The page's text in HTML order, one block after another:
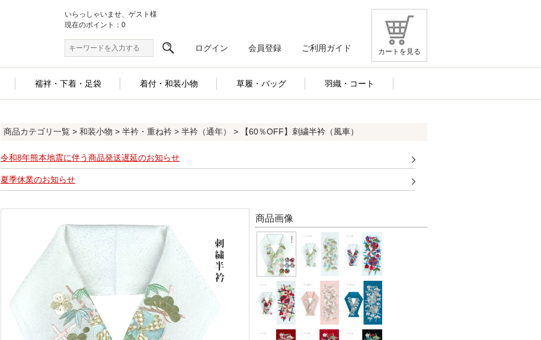
カートを見る
いらっしゃいませ、ゲスト様
現在のポイント：0
ログイン 会員登録 ご利用ガイド
襦袢・下着・足袋 着付・和装小物 草履・バッグ 羽織・コート
商品カテゴリ一覧 > 和装小物 > 半衿・重ね衿 > 半衿（通年） > 【60％OFF】刺繍半衿（風車）
令和8年熊本地震に伴う商品発送遅延のお知らせ
夏季休業のお知らせ
商品画像